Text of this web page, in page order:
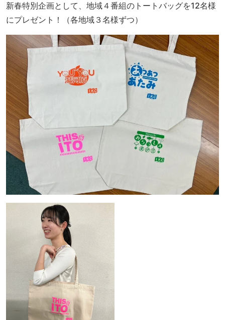
新春特別企画として、地域４番組のトートバッグを12名様
にプレゼント！（各地域３名様ずつ）